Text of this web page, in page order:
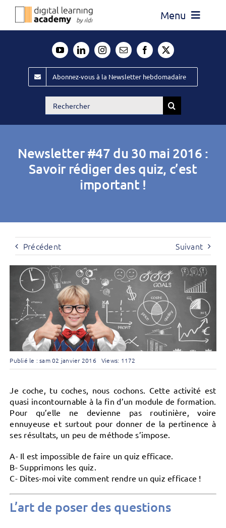
Passer
Menu
Évènements ILDI
Offres d’emploi
Publiez
Abonnez-vous à la Newsletter hebdomadaire
Rechercher:
Newsletter #47 du 30 mai 2016 :
Savoir rédiger des quiz, c’est
important !
Précédent Suivant
Publié le : sam 02 janvier 2016 Views: 1172
Je coche, tu coches, nous cochons. Cette activité est
quasi incontournable à la fin d’un module de formation.
Pour qu’elle ne devienne pas routinière, voire
ennuyeuse et surtout pour donner de la pertinence à
ses résultats, un peu de méthode s’impose.
A- Il est impossible de faire un quiz efficace.
B- Supprimons les quiz.
C- Dites-moi vite comment rendre un quiz efficace !
L’art de poser des questions